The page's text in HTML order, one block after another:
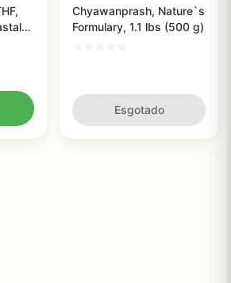
Chyawanprash, Nature`s
Formulary, 1.1 lbs (500 g)
Esgotado